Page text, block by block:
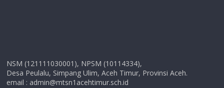
NSM (121111030001), NPSM (10114334),
Desa Peulalu, Simpang Ulim, Aceh Timur, Provinsi Aceh.
email : admin@mtsn1acehtimur.sch.id